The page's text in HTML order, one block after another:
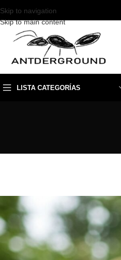
Skip to navigation
Skip to main content
LISTA CATEGORÍAS